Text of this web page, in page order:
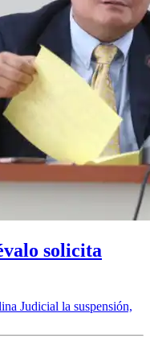
solicita
Judicial la suspensión,